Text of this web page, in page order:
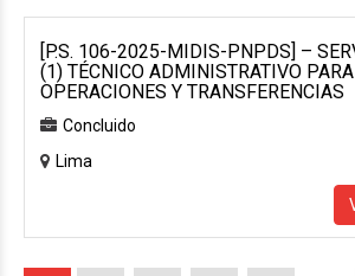
[P.S. 106-2025-MIDIS-PNPDS] –
(1) TÉCNICO ADMINISTRATIVO
OPERACIONES Y TRANSFERENCIAS
Concluido
Lima